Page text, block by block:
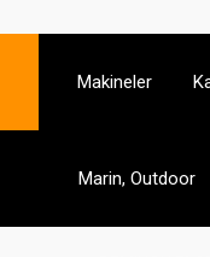
Makineler
Marin, Outdoor